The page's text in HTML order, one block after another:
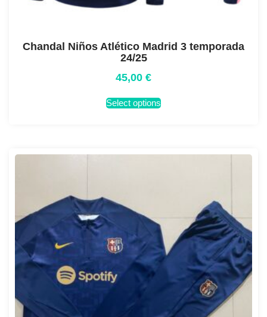
Chandal Niños Atlético Madrid 3 temporada
24/25
45,00 €
Select options